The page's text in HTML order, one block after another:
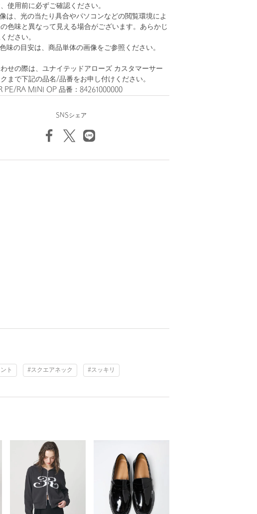
使用前に必ずご確認ください。
は、光の当たり具合やパソコンなどの閲覧環境によ
色味と異なって見える場合がございます。あらかじ
ださい。
味の目安は、商品単体の画像をご参照ください。
せの際は、ユナイテッドアローズ カスタマーサー
まで下記の品名/品番をお申し付けください。
PE/RA MINI OP 品番：84261000000
SNSシェア
ト #スクエアネック #スッキリ